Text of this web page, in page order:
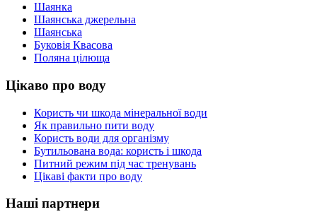
Шаянка
Шаянська джерельна
Шаянська
Буковія Квасова
Поляна цілюща
Цікаво про воду
Користь чи шкода мінеральної води
Як правильно пити воду
Користь води для організму
Бутильована вода: користь і шкода
Питний режим під час тренувань
Цікаві факти про воду
Наші партнери